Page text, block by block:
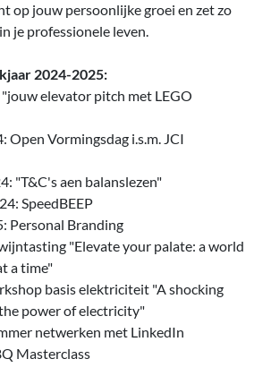
op jouw persoonlijke groei en zet zo
je professionele leven.
2024-2025:
elevator pitch met LEGO
Open Vormingsdag i.s.m. JCI
"T&C's aen balanslezen"
SpeedBEEP
Personal Branding
"Elevate your palate: a world
a time"
basis elektriciteit "A shocking
power of electricity"
netwerken met LinkedIn
Masterclass